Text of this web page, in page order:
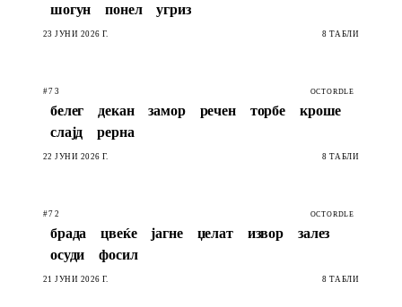
шогун
понел угриз
23 ЈУНИ 2026 Г. 8 ТАБЛИ
#73 OCTORDLE
белег декан замор речен торбе
кроше
слајд
рерна
22 ЈУНИ 2026 Г. 8 ТАБЛИ
#72 OCTORDLE
брада цвеќе јагне џелат извор
залез
осуди
фосил
21 ЈУНИ 2026 Г. 8 ТАБЛИ